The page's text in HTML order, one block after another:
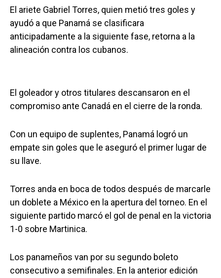
El ariete Gabriel Torres, quien metió tres goles y
ayudó a que Panamá se clasificara
anticipadamente a la siguiente fase, retorna a la
alineación contra los cubanos.
El goleador y otros titulares descansaron en el
compromiso ante Canadá en el cierre de la ronda.
Con un equipo de suplentes, Panamá logró un
empate sin goles que le aseguró el primer lugar de
su llave.
Torres anda en boca de todos después de marcarle
un doblete a México en la apertura del torneo. En el
siguiente partido marcó el gol de penal en la victoria
1-0 sobre Martinica.
Los panameños van por su segundo boleto
consecutivo a semifinales. En la anterior edición